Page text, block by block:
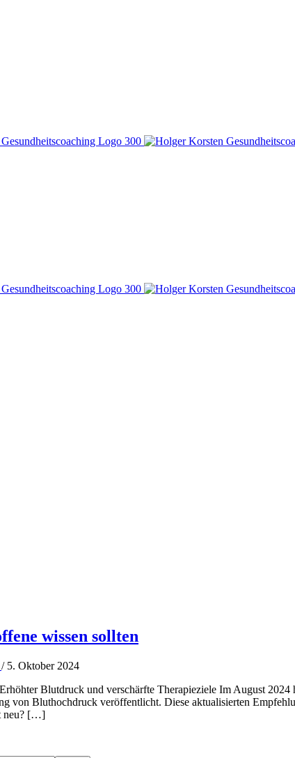
wissen sollten
/ 5. Oktober 2024
Blutdruck und verschärfte Therapieziele Im August
Bluthochdruck veröffentlicht. Diese aktualisierten
neu? […]